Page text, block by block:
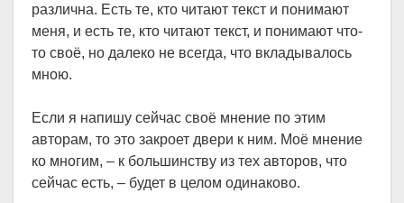
различна. Есть те, кто читают текст и понимают
меня, и есть те, кто читают текст, и понимают что-
то своё, но далеко не всегда, что вкладывалось
мною.
Если я напишу сейчас своё мнение по этим
авторам, то это закроет двери к ним. Моё мнение
ко многим, – к большинству из тех авторов, что
сейчас есть, – будет в целом одинаково.